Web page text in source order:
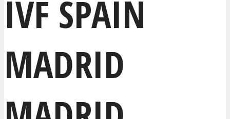
IVF SPAIN
MADRID